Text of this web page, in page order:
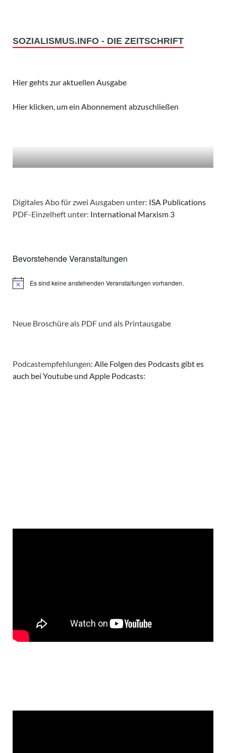
SOZIALISMUS.INFO - DIE ZEITSCHRIFT
Hier gehts zur aktuellen Ausgabe
Hier klicken, um ein Abonnement abzuschließen
Digitales Abo für zwei Ausgaben unter: ISA Publications
PDF-Einzelheft unter: International Marxism 3
Bevorstehende Veranstaltungen
HinweisEs sind keine anstehenden Veranstaltungen vorhanden.
Neue Broschüre als PDF und als Printausgabe
Podcastempfehlungen: Alle Folgen des Podcasts gibt es
auch bei Youtube und Apple Podcasts: